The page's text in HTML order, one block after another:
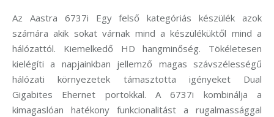
Az Aastra 6737i Egy felső kategóriás készülék azok
számára akik sokat várnak mind a készüléküktől mind a
hálózattól. Kiemelkedő HD hangminőség. Tökéletesen
kielégíti a napjainkban jellemző magas szávszélességű
hálózati környezetek támasztotta igényeket Dual
Gigabites Ehernet portokkal. A 6737i kombinálja a
kimagaslóan hatékony funkcionalitást a rugalmassággal